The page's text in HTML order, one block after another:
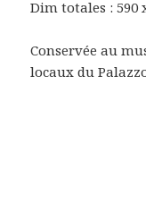
Dim totales : 590
Conservée au
locaux du